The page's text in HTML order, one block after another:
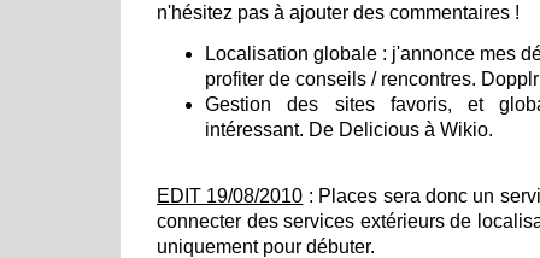
n'hésitez pas à ajouter des commentaires !
Localisation globale : j'annonce mes
profiter de conseils / rencontres.
Gestion des sites favoris, et
intéressant. De Delicious à Wikio.
EDIT 19/08/2010 : Places sera donc un
connecter des services extérieurs de
uniquement pour débuter.